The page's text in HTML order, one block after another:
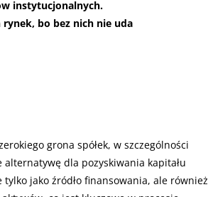
instytucjonalnych.
bo bez nich nie uda
grona spółek, w szczególności
dla pozyskiwania kapitału
tylko jako źródło finansowania, ale również